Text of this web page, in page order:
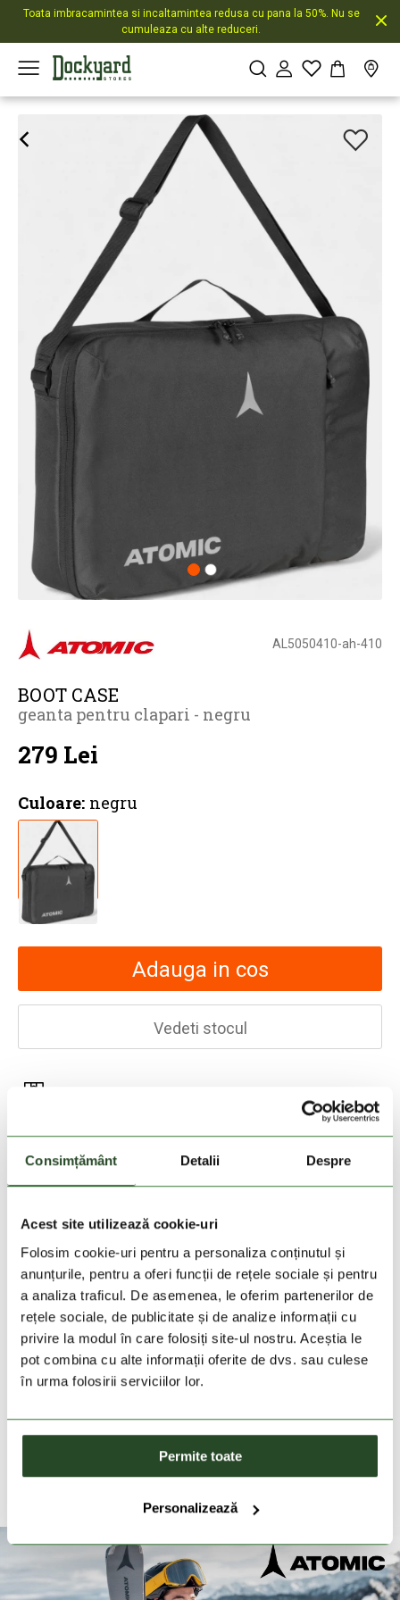
Consimțământ Detalii Despre
Acest site utilizează cookie-uri
Folosim cookie-uri pentru a personaliza conținutul și
anunțurile, pentru a oferi funcții de rețele sociale și pentru
a analiza traficul. De asemenea, le oferim partenerilor de
rețele sociale, de publicitate și de analize informații cu
privire la modul în care folosiți site-ul nostru. Aceștia le
pot combina cu alte informații oferite de dvs. sau culese
în urma folosirii serviciilor lor.
Permite toate
Personalizează
Toata imbracamintea si incaltamintea redusa cu pana la 50%. Nu se
cumuleaza cu alte reduceri.
DESCRIEREA PRODUSULUI
DETALII PRODUS
AL5050410-ah-410
BOOT CASE
geanta pentru clapari - negru
279 Lei
Culoare: negru
Adauga in cos
Vedeti stocul
livrare in 2-3 zile lucratoare
Livrare gratuita la comenzi cu valoare de peste
PRODUSE SIMILARE
ATOMIC
A Sleeve
159 Lei
Marime unica
209